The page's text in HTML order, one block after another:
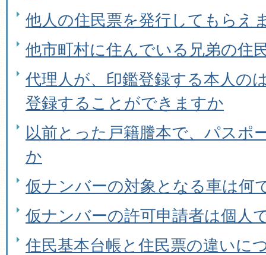
他人の住民票を発行してもらえ
他市町村に住んでいる兄弟の住
代理人が、印鑑登録する本人の
登録することができますか
以前とった戸籍謄本で、パスポ
か
仮ナンバーの対象となる車は何
仮ナンバーの許可申請者は個人
住民基本台帳と住民票の違いに